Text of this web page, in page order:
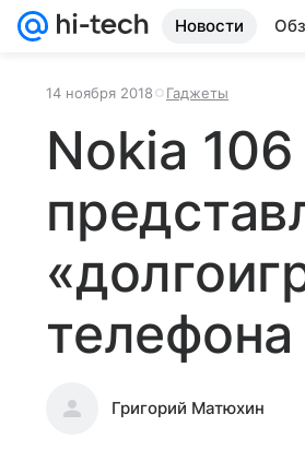
Новости
14 ноября 2018 Гаджеты
Nokia
телефона
Григорий Матюхин